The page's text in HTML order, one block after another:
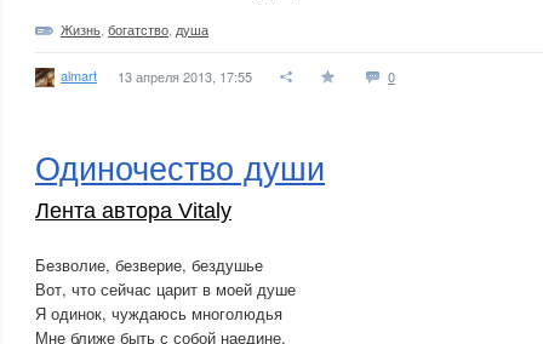
Жизнь богатство душа
almart 13 апреля 2013, 17:55 0
Одиночество души
Лента автора Vitaly
Безволие, безверие, бездушье
Вот, что сейчас царит в моей душе
Я одинок, чуждаюсь многолюдья
Мне ближе быть с собой наедине.